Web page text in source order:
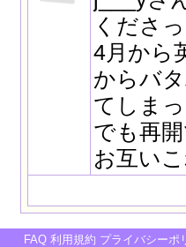
くださ
4月から
からバ
てしま
でも再
お互い
FAQ 利用規約 プライバシーポ